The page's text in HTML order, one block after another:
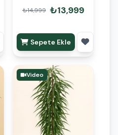
Anaç 140cm
₺14,999 ₺13,999
Sepete Ekle
Video